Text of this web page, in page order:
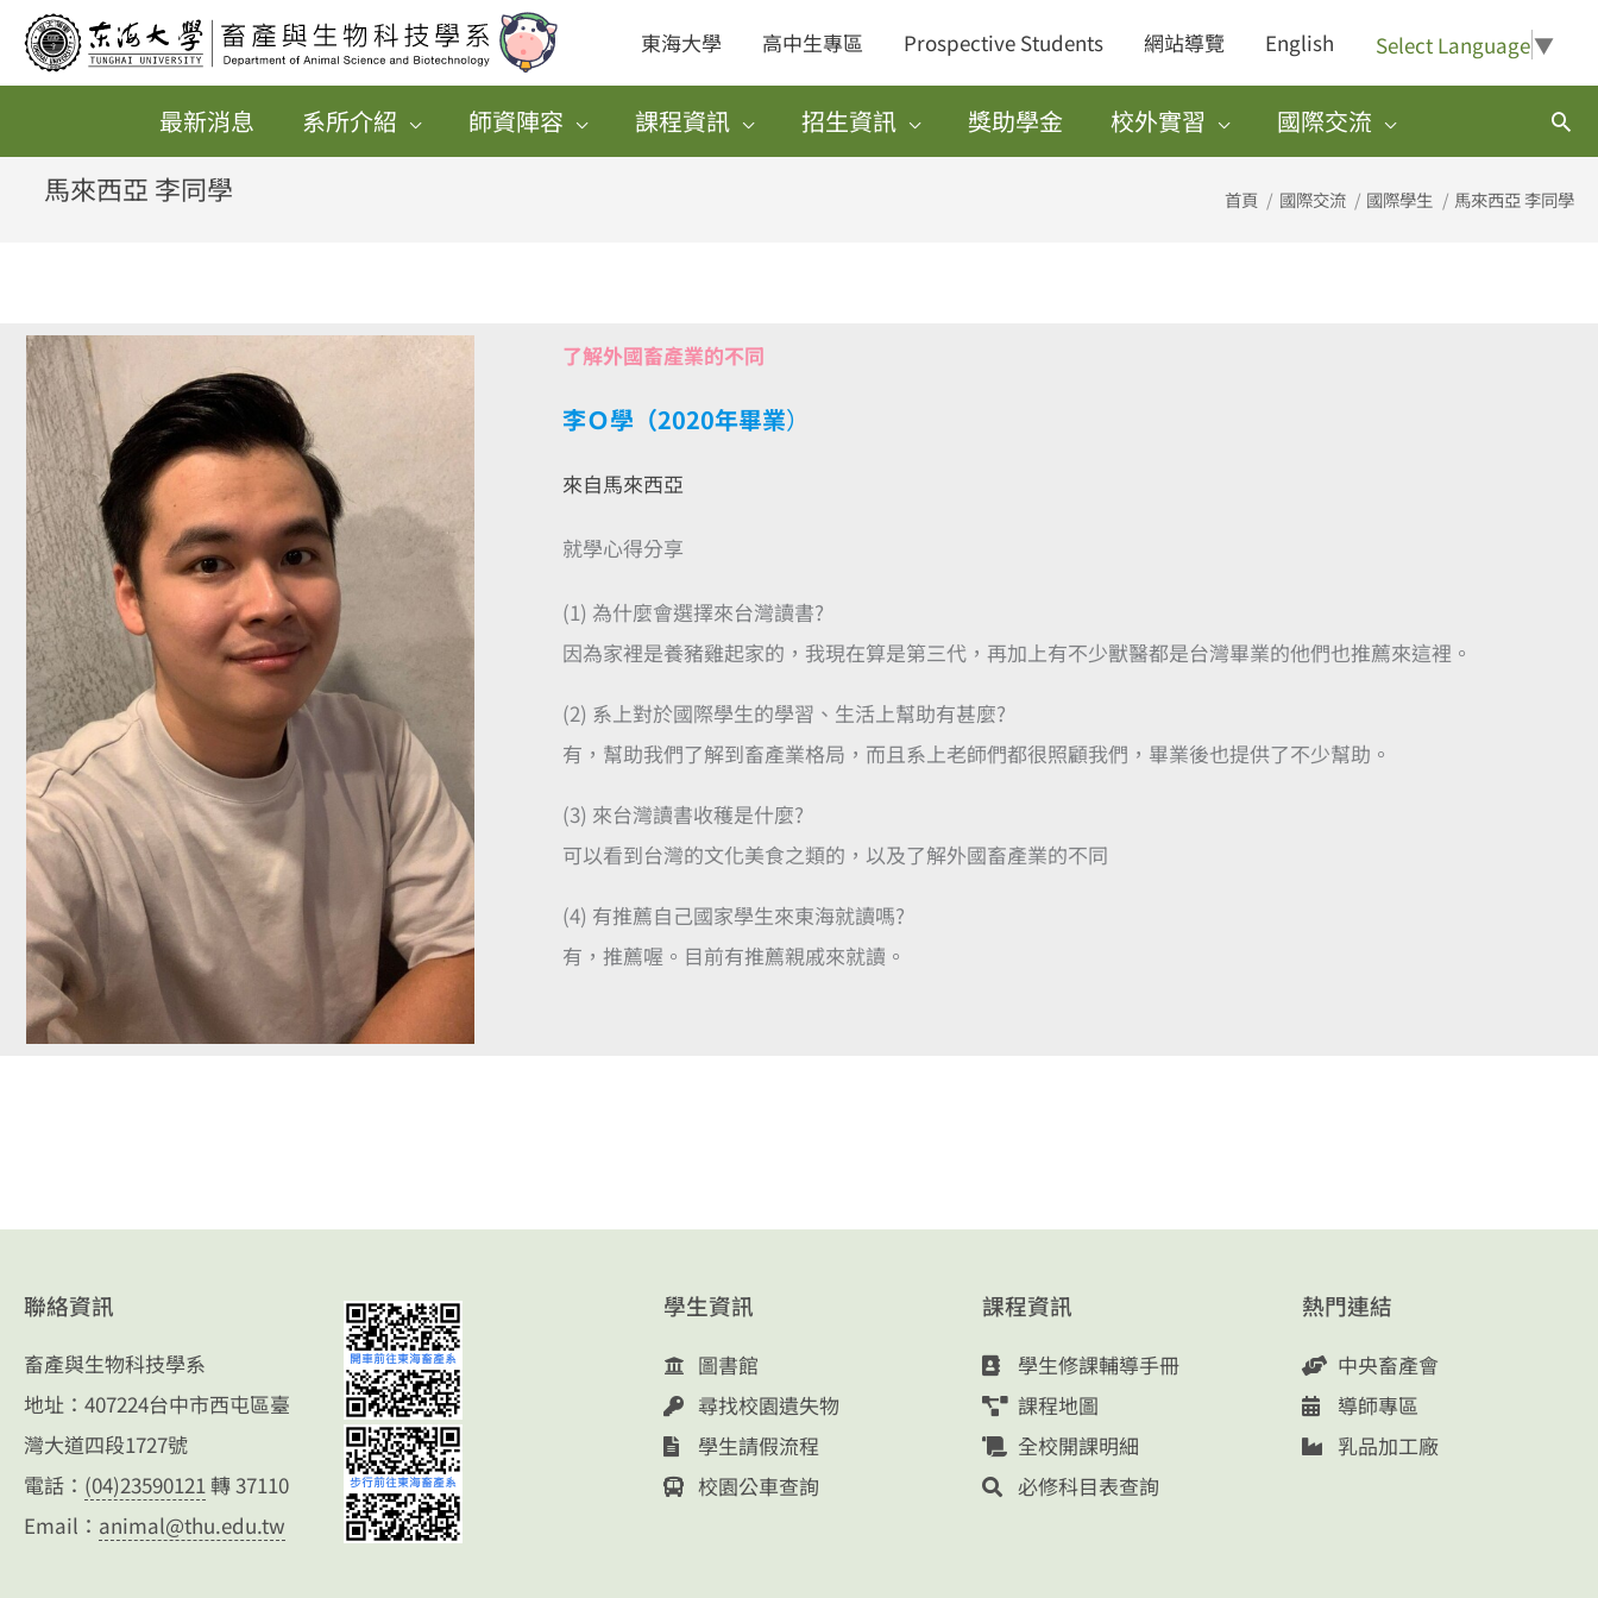
東海大學 高中生專區 Prospective Students 網站導覽 English Select Language▼
最新消息 系所介紹 師資陣容 課程資訊 招生資訊 獎助學金 校外實習 國際交流
搜
尋
馬來西亞 李同學 首頁 國際交流 國際學生 馬來西亞 李同學
了解外國畜產業的不同
李Ｏ學（2020年畢業）
來自馬來西亞
就學心得分享
(1) 為什麼會選擇來台灣讀書?
因為家裡是養豬雞起家的，我現在算是第三代，再加上有不少獸醫都是台灣畢業的他們也推薦來這裡。
(2) 系上對於國際學生的學習、生活上幫助有甚麼?
有，幫助我們了解到畜產業格局，而且系上老師們都很照顧我們，畢業後也提供了不少幫助。
(3) 來台灣讀書收穫是什麼?
可以看到台灣的文化美食之類的，以及了解外國畜產業的不同
(4) 有推薦自己國家學生來東海就讀嗎?
有，推薦喔。目前有推薦親戚來就讀。
聯絡資訊
畜產與生物科技學系
地址：407224台中市西屯區臺
灣大道四段1727號
電話： (04)23590121 轉 37110
Email： animal@thu.edu.tw
學生資訊
圖書館
尋找校園遺失物
學生請假流程
校園公車查詢
課程資訊
學生修課輔導手冊
課程地圖
全校開課明細
必修科目表查詢
熱門連結
中央畜產會
導師專區
乳品加工廠